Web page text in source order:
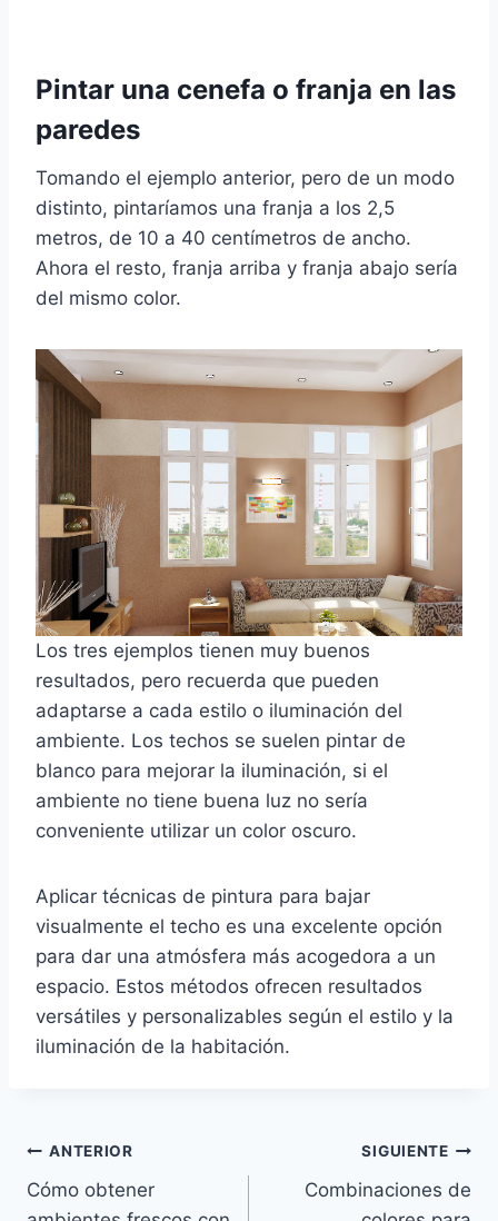
Pintar una cenefa o franja en las
paredes
Tomando el ejemplo anterior, pero de un modo
distinto, pintaríamos una franja a los 2,5
metros, de 10 a 40 centímetros de ancho.
Ahora el resto, franja arriba y franja abajo sería
del mismo color.
Los tres ejemplos tienen muy buenos
resultados, pero recuerda que pueden
adaptarse a cada estilo o iluminación del
ambiente. Los techos se suelen pintar de
blanco para mejorar la iluminación, si el
ambiente no tiene buena luz no sería
conveniente utilizar un color oscuro.
Aplicar técnicas de pintura para bajar
visualmente el techo es una excelente opción
para dar una atmósfera más acogedora a un
espacio. Estos métodos ofrecen resultados
versátiles y personalizables según el estilo y la
iluminación de la habitación.
Navegación
de
ANTERIOR
Cómo obtener
SIGUIENTE
Combinaciones de